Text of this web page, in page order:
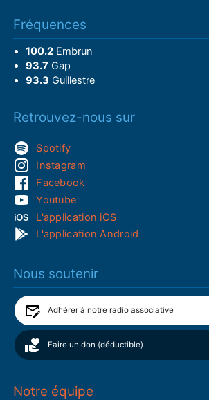
Fréquences
100.2Embrun
93.7 Gap
93.3 Guillestre
Retrouvez-nous sur
Spotify
Instagram
Facebook
Youtube
L'application iOS
L'application Android
Nous soutenir
Adhérer à notre radio associative
Faire un don (déductible)
Notre équipe